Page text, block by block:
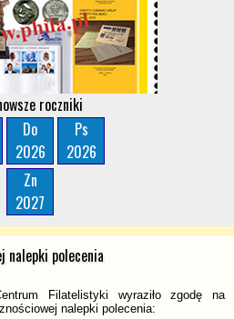
roczniki
Do
2026
Ps
2026
Zn
2027
nalepki polecenia
Filatelistyki wyraziło zgodę na
nalepki polecenia: